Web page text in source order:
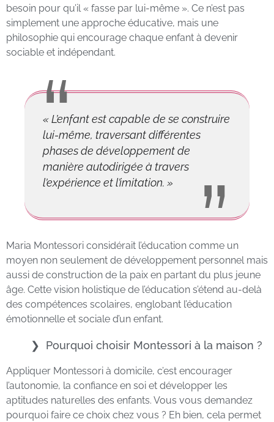
besoin pour qu’il « fasse par lui-même ». Ce n’est pas
simplement une approche éducative, mais une
philosophie qui encourage chaque enfant à devenir
sociable et indépendant.
« L’enfant est capable de se construire
lui-même, traversant différentes
phases de développement de
manière autodirigée à travers
l’expérience et l’imitation. »
Maria Montessori considérait l’éducation comme un
moyen non seulement de développement personnel mais
aussi de construction de la paix en partant du plus jeune
âge. Cette vision holistique de l’éducation s’étend au-delà
des compétences scolaires, englobant l’éducation
émotionnelle et sociale d’un enfant.
Pourquoi choisir Montessori à la maison ?
Appliquer Montessori à domicile, c’est encourager
l’autonomie, la confiance en soi et développer les
aptitudes naturelles des enfants. Vous vous demandez
pourquoi faire ce choix chez vous ? Eh bien, cela permet